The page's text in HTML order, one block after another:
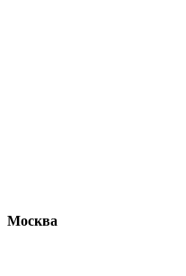
Москва